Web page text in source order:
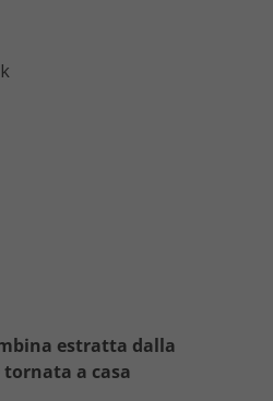
estratta dalla
a casa